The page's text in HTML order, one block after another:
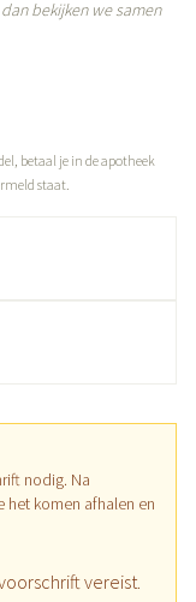
betaal je in de apotheek
staat.
nodig. Na
komen afhalen en
vereist.
bekijken we samen